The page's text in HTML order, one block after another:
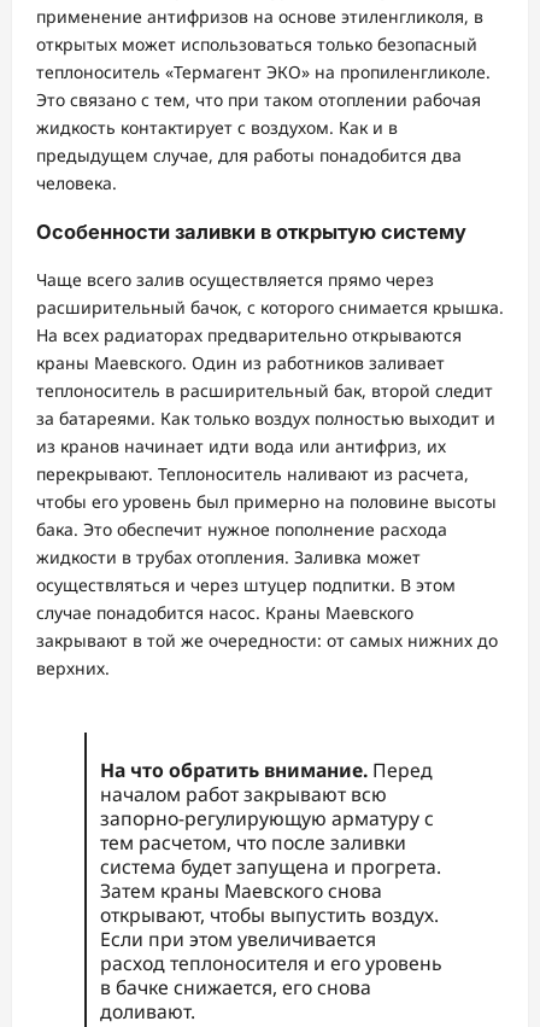
применение антифризов на основе этиленгликоля, в
открытых может использоваться только безопасный
теплоноситель «Термагент ЭКО» на пропиленгликоле.
Это связано с тем, что при таком отоплении рабочая
жидкость контактирует с воздухом. Как и в
предыдущем случае, для работы понадобится два
человека.
Особенности заливки в открытую систему
Чаще всего залив осуществляется прямо через
расширительный бачок, с которого снимается крышка.
На всех радиаторах предварительно открываются
краны Маевского. Один из работников заливает
теплоноситель в расширительный бак, второй следит
за батареями. Как только воздух полностью выходит и
из кранов начинает идти вода или антифриз, их
перекрывают. Теплоноситель наливают из расчета,
чтобы его уровень был примерно на половине высоты
бака. Это обеспечит нужное пополнение расхода
жидкости в трубах отопления. Заливка может
осуществляться и через штуцер подпитки. В этом
случае понадобится насос. Краны Маевского
закрывают в той же очередности: от самых нижних до
верхних.
На что обратить внимание.Перед
началом работ закрывают всю
запорно-регулирующую арматуру с
тем расчетом, что после заливки
система будет запущена и прогрета.
Затем краны Маевского снова
открывают, чтобы выпустить воздух.
Если при этом увеличивается
расход теплоносителя и его уровень
в бачке снижается, его снова
доливают.